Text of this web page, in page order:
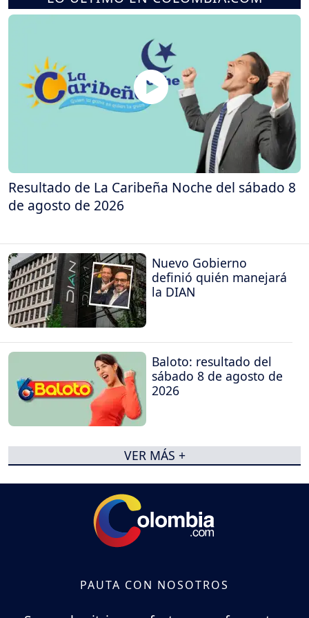
Resultado de La Caribeña Noche del sábado 8
de agosto de 2026
Nuevo Gobierno
definió quién manejará
la DIAN
Baloto: resultado del
sábado 8 de agosto de
2026
VER MÁS +
PAUTA CON NOSOTROS